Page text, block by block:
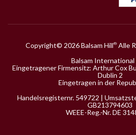
Copyright© 2026 Balsam Hill® Alle
Balsam International
Eingetragener Firmensitz: Arthur Cox
Dublin 2
Eingetragen in der
Handelsregisternr. 549722 |
GB213794603
WEEE-Reg.-Nr. DE